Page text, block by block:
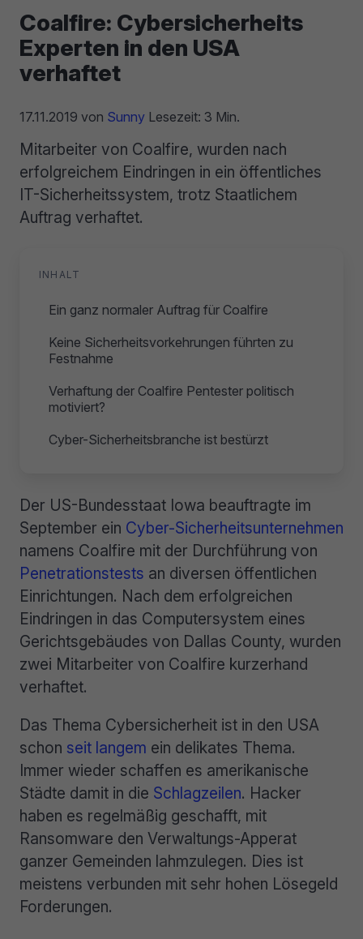
Coalfire: Cybersicherheits
Experten in den USA
verhaftet
17.11.2019 von Sunny Lesezeit: 3 Min.
Mitarbeiter von Coalfire, wurden nach
erfolgreichem Eindringen in ein öffentliches
IT-Sicherheitssystem, trotz Staatlichem
Auftrag verhaftet.
INHALT
Ein ganz normaler Auftrag für Coalfire
Keine Sicherheitsvorkehrungen führten zu
Festnahme
Verhaftung der Coalfire Pentester politisch
motiviert?
Cyber-Sicherheitsbranche ist bestürzt
Der US-Bundesstaat Iowa beauftragte im
September ein Cyber-Sicherheitsunternehmen
namens Coalfire mit der Durchführung von
Penetrationstests an diversen öffentlichen
Einrichtungen. Nach dem erfolgreichen
Eindringen in das Computersystem eines
Gerichtsgebäudes von Dallas County, wurden
zwei Mitarbeiter von Coalfire kurzerhand
verhaftet.
Das Thema Cybersicherheit ist in den USA
schon seit langem ein delikates Thema.
Immer wieder schaffen es amerikanische
Städte damit in die Schlagzeilen. Hacker
haben es regelmäßig geschafft, mit
Ransomware den Verwaltungs-Apperat
ganzer Gemeinden lahmzulegen. Dies ist
meistens verbunden mit sehr hohen Lösegeld
Forderungen.